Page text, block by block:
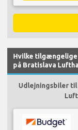
Hvilke
på Bratislava
Udlejningsbiler